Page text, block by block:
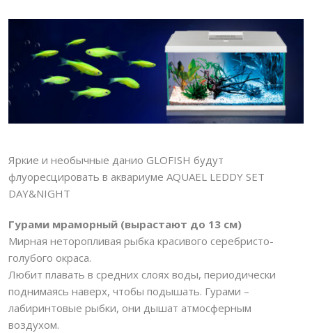
Яркие и необычные данио GLOFISH будут
флуоресцировать в аквариуме AQUAEL LEDDY SET
DAY&NIGHT
Гурами мраморный (вырастают до 13 см)
Мирная неторопливая рыбка красивого серебристо-
голубого окраса.
Любит плавать в средних слоях воды, периодически
поднимаясь наверх, чтобы подышать. Гурами –
лабиринтовые рыбки, они дышат атмосферным
воздухом.